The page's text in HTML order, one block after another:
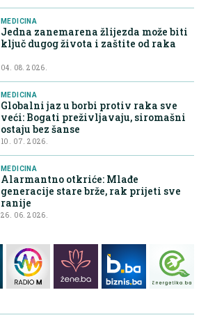
MEDICINA
Jedna zanemarena žlijezda može biti
ključ dugog života i zaštite od raka
04. 08. 2026.
MEDICINA
Globalni jaz u borbi protiv raka sve
veći: Bogati preživljavaju, siromašni
ostaju bez šanse
10. 07. 2026.
MEDICINA
Alarmantno otkriće: Mlađe
generacije stare brže, rak prijeti sve
ranije
26. 06. 2026.